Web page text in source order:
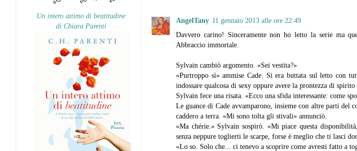
AngelTany 11 gennaio 2013 alle ore 22:49
Davvero carino! Sinceramente non ho letto la serie ma
Abbraccio immortale.
Sylvain cambiò argomento. «Sei vestita?»
«Purtroppo sì» ammise Cade. Si era buttata sul letto con
indossare qualcosa di sexy oppure avere la prontezza di
Sylvain fece una risata. «Ecco una sfida interessante: come
Le guance di Cade avvamparono, insieme con altre parti
caddero a terra. «Mi sono tolta gli stivali» annunciò.
«Ma chérie.» Sylvain sospirò. «Mi piace questa
senza neppure toglierti le scarpe, forse è meglio che ti lasci
«Lo so. Solo che... ci tenevo a scoprire come avresti fatto a
Un intero attimo di beatitudine
di Chiara Parenti